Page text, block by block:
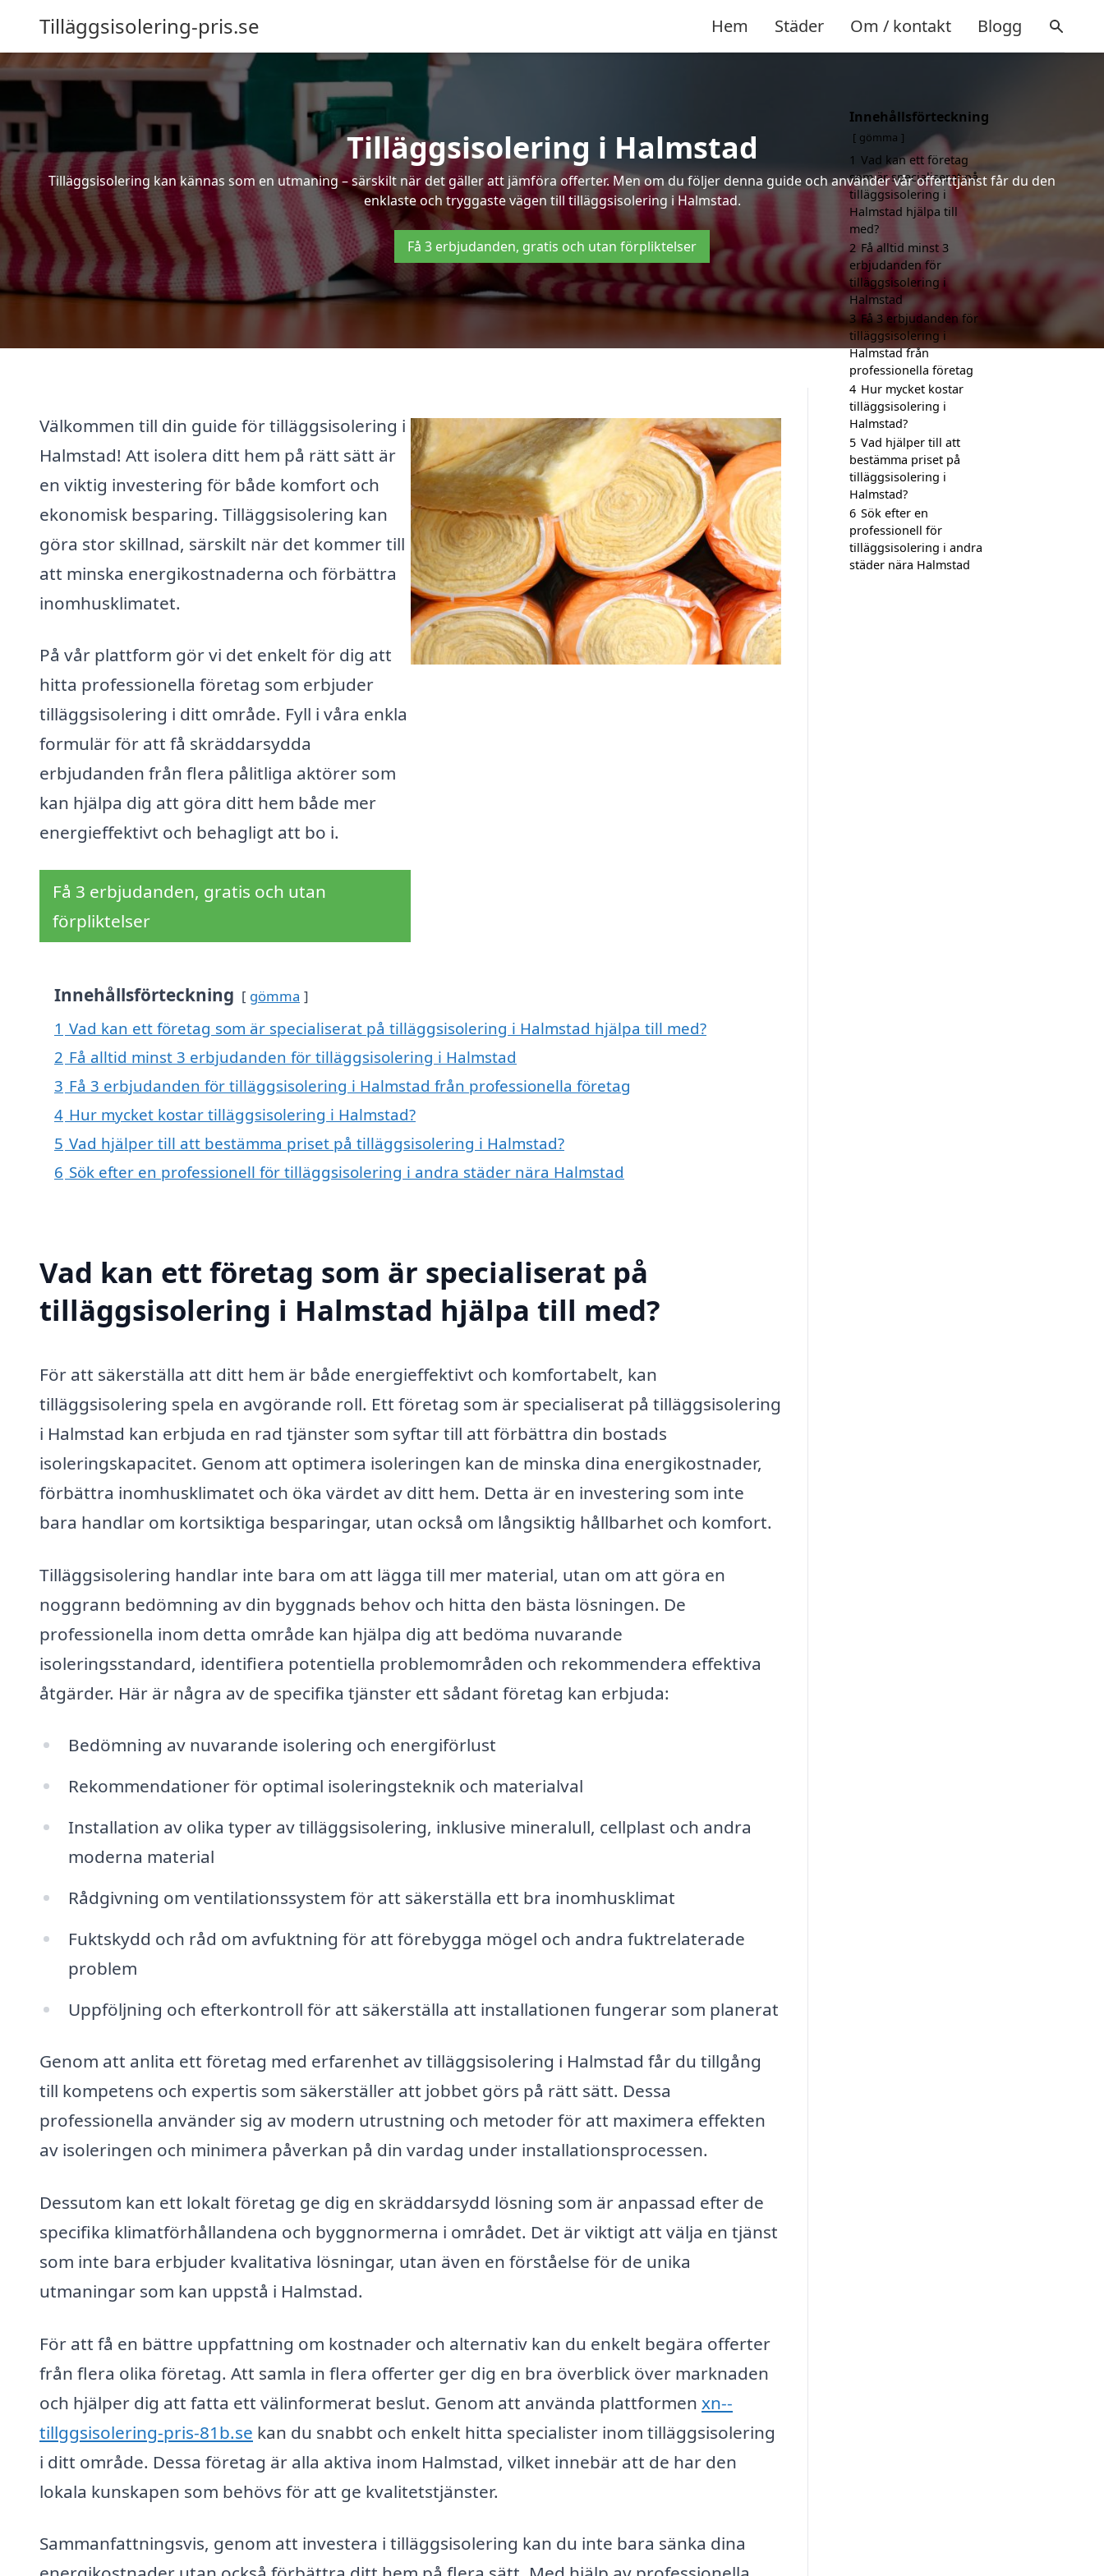
Tilläggsisolering-pris.se Hem Städer Om / kontakt Blogg
Tilläggsisolering i Halmstad
Tilläggsisolering kan kännas som en utmaning – särskilt när det gäller att jämföra offerter. Men om du följer denna guide och använder vår offerttjänst får du den
enklaste och tryggaste vägen till tilläggsisolering i Halmstad.
Få 3 erbjudanden, gratis och utan förpliktelser
Välkommen till din guide för tilläggsisolering i
Halmstad! Att isolera ditt hem på rätt sätt är
en viktig investering för både komfort och
ekonomisk besparing. Tilläggsisolering kan
göra stor skillnad, särskilt när det kommer till
att minska energikostnaderna och förbättra
inomhusklimatet.
På vår plattform gör vi det enkelt för dig att
hitta professionella företag som erbjuder
tilläggsisolering i ditt område. Fyll i våra enkla
formulär för att få skräddarsydda
erbjudanden från flera pålitliga aktörer som
kan hjälpa dig att göra ditt hem både mer
energieffektivt och behagligt att bo i.
Få 3 erbjudanden, gratis och utan
förpliktelser
Innehållsförteckning gömma
1 Vad kan ett företag som är specialiserat på tilläggsisolering i Halmstad hjälpa till med?
2 Få alltid minst 3 erbjudanden för tilläggsisolering i Halmstad
3 Få 3 erbjudanden för tilläggsisolering i Halmstad från professionella företag
4 Hur mycket kostar tilläggsisolering i Halmstad?
5 Vad hjälper till att bestämma priset på tilläggsisolering i Halmstad?
6 Sök efter en professionell för tilläggsisolering i andra städer nära Halmstad
Vad kan ett företag som är specialiserat på
tilläggsisolering i Halmstad hjälpa till med?
För att säkerställa att ditt hem är både energieffektivt och komfortabelt, kan
tilläggsisolering spela en avgörande roll. Ett företag som är specialiserat på tilläggsisolering
i Halmstad kan erbjuda en rad tjänster som syftar till att förbättra din bostads
isoleringskapacitet. Genom att optimera isoleringen kan de minska dina energikostnader,
förbättra inomhusklimatet och öka värdet av ditt hem. Detta är en investering som inte
bara handlar om kortsiktiga besparingar, utan också om långsiktig hållbarhet och komfort.
Tilläggsisolering handlar inte bara om att lägga till mer material, utan om att göra en
noggrann bedömning av din byggnads behov och hitta den bästa lösningen. De
professionella inom detta område kan hjälpa dig att bedöma nuvarande
isoleringsstandard, identifiera potentiella problemområden och rekommendera effektiva
åtgärder. Här är några av de specifika tjänster ett sådant företag kan erbjuda:
Bedömning av nuvarande isolering och energiförlust
Rekommendationer för optimal isoleringsteknik och materialval
Installation av olika typer av tilläggsisolering, inklusive mineralull, cellplast och andra
moderna material
Rådgivning om ventilationssystem för att säkerställa ett bra inomhusklimat
Fuktskydd och råd om avfuktning för att förebygga mögel och andra fuktrelaterade
problem
Uppföljning och efterkontroll för att säkerställa att installationen fungerar som planerat
Genom att anlita ett företag med erfarenhet av tilläggsisolering i Halmstad får du tillgång
till kompetens och expertis som säkerställer att jobbet görs på rätt sätt. Dessa
professionella använder sig av modern utrustning och metoder för att maximera effekten
av isoleringen och minimera påverkan på din vardag under installationsprocessen.
Dessutom kan ett lokalt företag ge dig en skräddarsydd lösning som är anpassad efter de
specifika klimatförhållandena och byggnormerna i området. Det är viktigt att välja en tjänst
som inte bara erbjuder kvalitativa lösningar, utan även en förståelse för de unika
utmaningar som kan uppstå i Halmstad.
För att få en bättre uppfattning om kostnader och alternativ kan du enkelt begära offerter
från flera olika företag. Att samla in flera offerter ger dig en bra överblick över marknaden
och hjälper dig att fatta ett välinformerat beslut. Genom att använda plattformen xn--
tillggsisolering-pris-81b.se kan du snabbt och enkelt hitta specialister inom tilläggsisolering
i ditt område. Dessa företag är alla aktiva inom Halmstad, vilket innebär att de har den
lokala kunskapen som behövs för att ge kvalitetstjänster.
Sammanfattningsvis, genom att investera i tilläggsisolering kan du inte bara sänka dina
Innehållsförteckning
gömma
1 Vad kan ett företag
som är specialiserat på
tilläggsisolering i
Halmstad hjälpa till
med?
2 Få alltid minst 3
erbjudanden för
tilläggsisolering i
Halmstad
3 Få 3 erbjudanden för
tilläggsisolering i
Halmstad från
professionella företag
4 Hur mycket kostar
tilläggsisolering i
Halmstad?
5 Vad hjälper till att
bestämma priset på
tilläggsisolering i
Halmstad?
6 Sök efter en
professionell för
tilläggsisolering i andra
städer nära Halmstad